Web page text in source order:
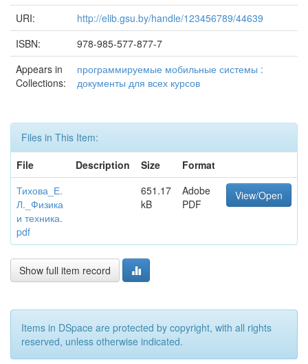
URI:
http://elib.gsu.by/handle/123456789/44639
ISBN:
978-985-577-877-7
Appears in
Collections:
программируемые мобильные системы :
документы для всех курсов
Files in This Item:
File
Description Size
Format
Тихова_Е.
Л._Физика
и техника.
pdf
651.17
kB
Adobe
PDF
View/Open
Show full item record
Items in DSpace are protected by copyright, with all rights
reserved, unless otherwise indicated.